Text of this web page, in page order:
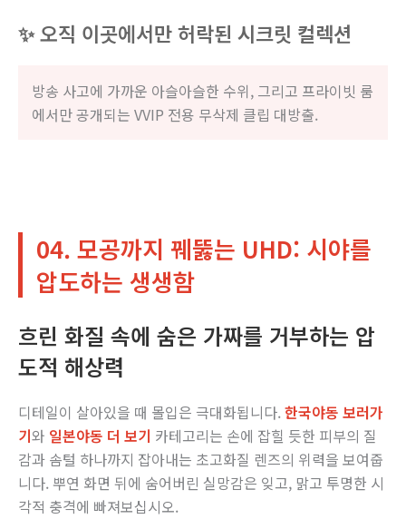
✨ 오직 이곳에서만 허락된 시크릿 컬렉션
방송 사고에 가까운 아슬아슬한 수위, 그리고 프라이빗 룸
에서만 공개되는 VVIP 전용 무삭제 클립 대방출.
04. 모공까지 꿰뚫는 UHD: 시야를
압도하는 생생함
흐린 화질 속에 숨은 가짜를 거부하는 압
도적 해상력
디테일이 살아있을 때 몰입은 극대화됩니다.한국야동 보러가
기와 일본야동 더 보기 카테고리는 손에 잡힐 듯한 피부의 질
감과 솜털 하나까지 잡아내는 초고화질 렌즈의 위력을 보여줍
니다. 뿌연 화면 뒤에 숨어버린 실망감은 잊고, 맑고 투명한 시
각적 충격에 빠져보십시오.